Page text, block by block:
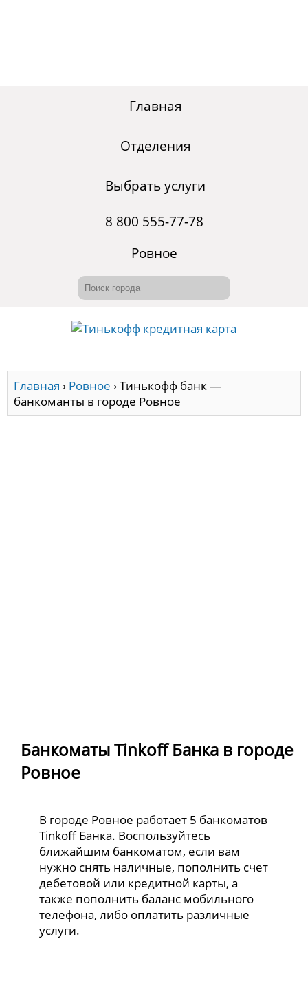
Главная
Отделения
Выбрать услуги
8 800 555-77-78
Ровное
Главная › Ровное ›Тинькофф банк —
банкоманты в городе Ровное
Банкоматы Tinkoff Банка в городе
Ровное
В городе Ровное работает 5 банкоматов
Tinkoff Банка. Воспользуйтесь
ближайшим банкоматом, если вам
нужно снять наличные, пополнить счет
дебетовой или кредитной карты, а
также пополнить баланс мобильного
телефона, либо оплатить различные
услуги.